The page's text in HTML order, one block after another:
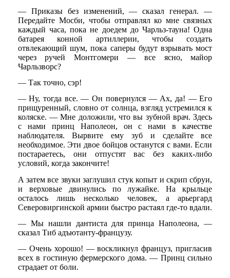
— Приказы без изменений, — сказал генерал. —
Передайте Мосби, чтобы отправлял ко мне связных
каждый часа, пока не доедем до Чарльз-тауна! Одна
батарея конной артиллерии, чтобы создать
отвлекающий шум, пока саперы будут взрывать мост
через ручей Монтгомери — все ясно, майор
Чарльзворс?
— Так точно, сэр!
— Ну, тогда все. — Он повернулся — Ах, да! — Его
прищуренный, словно от солнца, взгляд устремился к
коляске. — Мне доложили, что вы зубной врач. Здесь
с нами принц Наполеон, он с нами в качестве
наблюдателя. Вырвите ему зуб и сделайте все
необходимое. Эти двое бойцов останутся с вами. Если
постараетесь, они отпустят вас без каких-либо
условий, когда закончите!
А затем все звуки заглушил стук копыт и скрип сбруи,
и верховые двинулись по лужайке. На крыльце
осталось лишь несколько человек, а арьергард
Северовиргинской армии быстро растаял где-то вдали.
— Мы нашли дантиста для принца Наполеона, —
сказал Тиб адъютанту-французу.
— Очень хорошо! — воскликнул француз, пригласив
всех в гостиную фермерского дома. — Принц сильно
страдает от боли.